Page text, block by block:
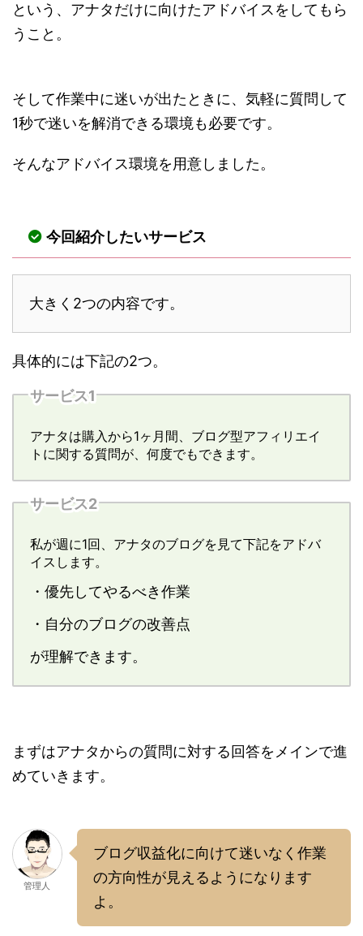
という、アナタだけに向けたアドバイスをしてもら
うこと。
そして作業中に迷いが出たときに、気軽に質問して
1秒で迷いを解消できる環境も必要です。
そんなアドバイス環境を用意しました。
今回紹介したいサービス
大きく2つの内容です。
具体的には下記の2つ。
サービス1
アナタは購入から1ヶ月間、ブログ型アフィリエイ
トに関する質問が、何度でもできます。
サービス2
私が週に1回、アナタのブログを見て下記をアドバ
イスします。
・優先してやるべき作業
・自分のブログの改善点
が理解できます。
まずはアナタからの質問に対する回答をメインで進
めていきます。
管理人
ブログ収益化に向けて迷いなく作業
の方向性が見えるようになります
よ。